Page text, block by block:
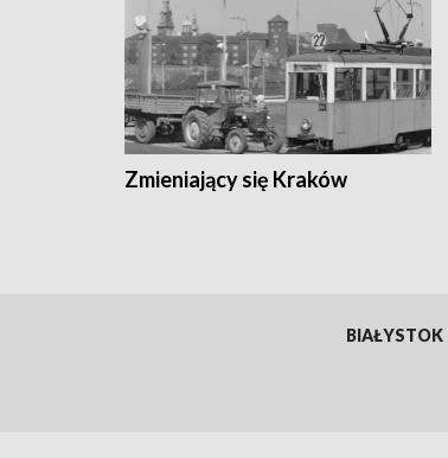
Zmieniający się Kraków
BIAŁYSTOK